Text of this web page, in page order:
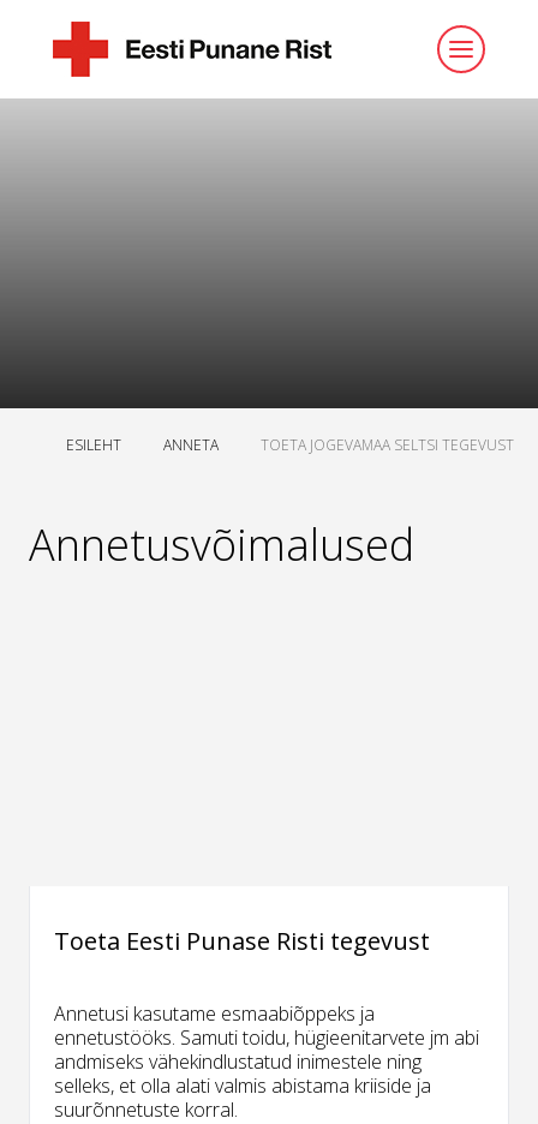
ESILEHT ANNETA TOETA JOGEVAMAA SELTSI TEGEVUST
Annetusvõimalused
Toeta Eesti Punase Risti tegevust
Annetusi kasutame esmaabiõppeks ja
ennetustööks. Samuti toidu, hügieenitarvete jm abi
andmiseks vähekindlustatud inimestele ning
selleks, et olla alati valmis abistama kriiside ja
suurõnnetuste korral.